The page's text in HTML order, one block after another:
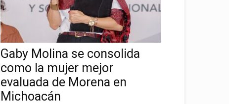
Gaby Molina se consolida
como la mujer mejor
evaluada de Morena en
Michoacán